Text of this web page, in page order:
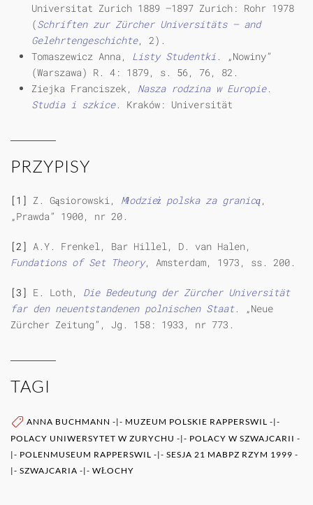
Universitat Zurich 1889 —1897 Zurich: Rohr 1978
(Schriften zur Zürcher Universitäts — and
Gelehrtengeschichte, 2).
Tomaszewicz Anna, Listy Studentki. „Nowiny”
(Warszawa) R. 4: 1879, s. 56, 76, 82.
Ziejka Franciszek, Nasza rodzina w Europie.
Studia i szkice. Kraków: Universität
PRZYPISY
[1] Z. Gąsiorowski, Młodzież polska za granicą,
„Prawda” 1900, nr 20.
[2] A.Y. Frenkel, Bar Hillel, D. van Halen,
Fundations of Set Theory, Amsterdam, 1973, ss. 200.
[3] E. Loth, Die Bedeutung der Zürcher Universität
far den neuentstandenen polnischen Staat. „Neue
Zürcher Zeitung”, Jg. 158: 1933, nr 773.
TAGI
ANNA BUCHMANN -|- MUZEUM POLSKIE RAPPERSWIL -|-
POLACY UNIWERSYTET W ZURYCHU -|- POLACY W SZWAJCARII -
|- POLENMUSEUM RAPPERSWIL -|- SESJA 21 MABPZ RZYM 1999 -
|- SZWAJCARIA -|- WŁOCHY